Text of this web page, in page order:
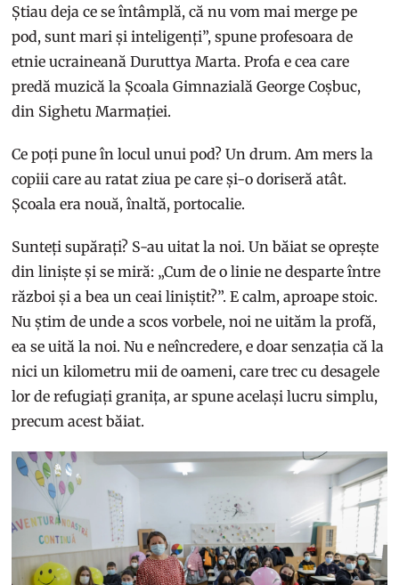
Știau deja ce se întâmplă, că nu vom mai merge pe
pod, sunt mari și inteligenți”, spune profesoara de
etnie ucraineană Duruttya Marta. Profa e cea care
predă muzică la Școala Gimnazială George Coșbuc,
din Sighetu Marmației.
Ce poți pune în locul unui pod? Un drum. Am mers la
copiii care au ratat ziua pe care și-o doriseră atât.
Școala era nouă, înaltă, portocalie.
Sunteți supărați? S-au uitat la noi. Un băiat se oprește
din liniște și se miră: „Cum de o linie ne desparte între
război și a bea un ceai liniștit?”. E calm, aproape stoic.
Nu știm de unde a scos vorbele, noi ne uităm la profă,
ea se uită la noi. Nu e neîncredere, e doar senzația că la
nici un kilometru mii de oameni, care trec cu desagele
lor de refugiați granița, ar spune același lucru simplu,
precum acest băiat.